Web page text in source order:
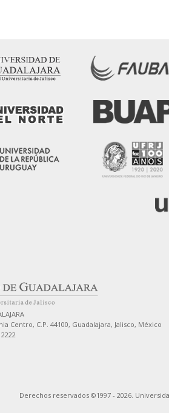
Centro, C.P. 44100, Guadalajara, Jalisco, México
Derechos reservados ©1997 - 2026.